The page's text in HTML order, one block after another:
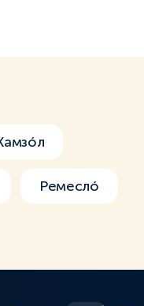
Ремеслó